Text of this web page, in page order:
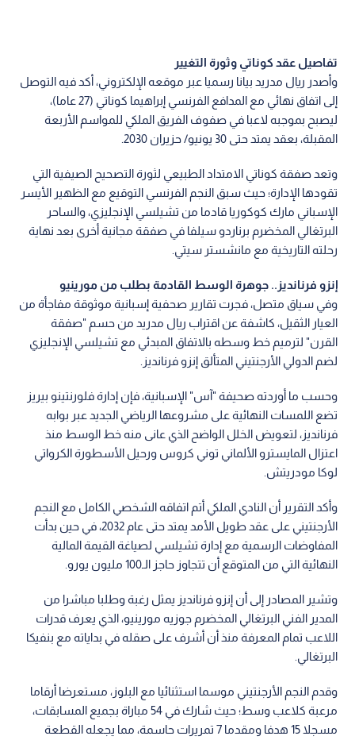
تفاصيل عقد كوناتي وثورة التغيير
وأصدر ريال مدريد بيانا رسميا عبر موقعه الإلكتروني، أكد فيه التوصل
إلى اتفاق نهائي مع المدافع الفرنسي إبراهيما كوناتي (27 عاما)،
ليصبح بموجبه لاعبا في صفوف الفريق الملكي للمواسم الأربعة
المقبلة، بعقد يمتد حتى 30 يونيو/ حزيران 2030.
وتعد صفقة كوناتي الامتداد الطبيعي لثورة التصحيح الصيفية التي
تقودها الإدارة؛ حيث سبق النجم الفرنسي التوقيع مع الظهير الأيسر
الإسباني مارك كوكوريا قادما من تشيلسي الإنجليزي، والساحر
البرتغالي المخضرم برناردو سيلفا في صفقة مجانية أخرى بعد نهاية
رحلته التاريخية مع مانشستر سيتي.
إنزو فرنانديز.. جوهرة الوسط القادمة بطلب من مورينيو
وفي سياق متصل، فجرت تقارير صحفية إسبانية موثوقة مفاجأة من
العيار الثقيل، كاشفة عن اقتراب ريال مدريد من حسم "صفقة
القرن" لترميم خط وسطه بالاتفاق المبدئي مع تشيلسي الإنجليزي
لضم الدولي الأرجنتيني المتألق إنزو فرنانديز.
وحسب ما أوردته صحيفة "آس" الإسبانية، فإن إدارة فلورنتينو بيريز
تضع اللمسات النهائية على مشروعها الرياضي الجديد عبر بوابه
فرنانديز، لتعويض الخلل الواضح الذي عانى منه خط الوسط منذ
اعتزال المايسترو الألماني توني كروس ورحيل الأسطورة الكرواتي
لوكا مودريتش.
وأكد التقرير أن النادي الملكي أتم اتفاقه الشخصي الكامل مع النجم
الأرجنتيني على عقد طويل الأمد يمتد حتى عام 2032، في حين بدأت
المفاوضات الرسمية مع إدارة تشيلسي لصياغة القيمة المالية
النهائية التي من المتوقع أن تتجاوز حاجز الـ100 مليون يورو.
وتشير المصادر إلى أن إنزو فرنانديز يمثل رغبة وطلبا مباشرا من
المدير الفني البرتغالي المخضرم جوزيه مورينيو، الذي يعرف قدرات
اللاعب تمام المعرفة منذ أن أشرف على صقله في بداياته مع بنفيكا
البرتغالي.
وقدم النجم الأرجنتيني موسما استثنائيا مع البلوز، مستعرضا أرقاما
مرعبة كلاعب وسط؛ حيث شارك في 54 مباراة بجميع المسابقات،
مسجلا 15 هدفا ومقدما 7 تمريرات حاسمة، مما يجعله القطعة